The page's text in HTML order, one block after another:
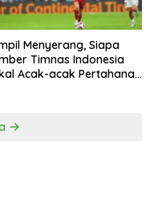
Menyerang, Siapa
Timnas Indonesia
Acak-acak Pertahanan